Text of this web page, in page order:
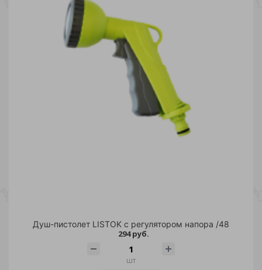
Душ-пистолет LISTOK с регулятором напора /48
294 руб.
шт